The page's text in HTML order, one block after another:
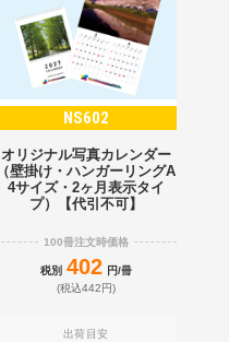
NS602
オリジナル写真カレンダー
（壁掛け・ハンガーリングA
4サイズ・2ヶ月表示タイ
プ）【代引不可】
100冊注文時価格
税別 402 円/冊
(税込442円)
出荷目安